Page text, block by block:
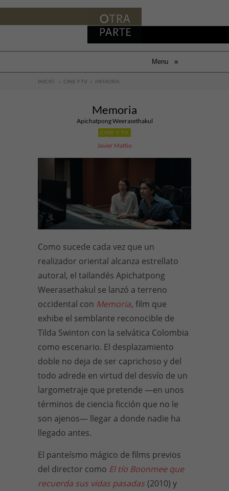
Menu ≡
INICIO » CINE Y TV » MEMORIA
Memoria
Apichatpong Weerasethakul
CINE Y TV
Javier Mattio
Como sucede cada vez que un
realizador oriental alcanza estrellato
autoral, el tailandés Apichatpong
Weerasethakul se lanzó a terreno
occidental con Memoria, film que
exhibe el semblante reconocible de
Tilda Swinton con la selvática Colombia
como escenario. El desplazamiento
doble no deja de ser caprichoso y del
todo adrede en virtud del desvío de un
largometraje que pretende —en unos
términos de ciencia ficción que no le
son ajenos— llegar a donde nadie ha
llegado antes.
El panteísmo mágico de films previos
del director como El tío Boonmee que
recuerda sus vidas pasadas (2010) y